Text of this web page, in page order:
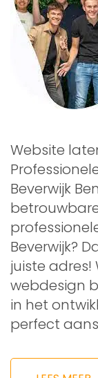
Website
Beverwijk
Beverwijk?
juiste adres!
webdesign
in het
perfect